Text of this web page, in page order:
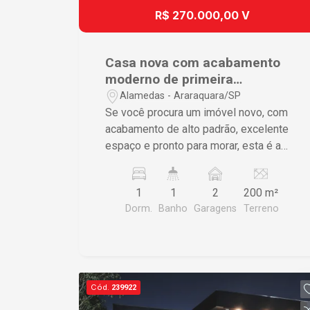
viver com conforto, segurança e
oportunidade! Agende sua visita hoje
mesmo e venha conhecer o imóvel que
pode ser o seu próximo lar.
R$ 270.000,00 V
Casa nova com acabamento
moderno de primeira
qualidade.
Alamedas - Araraquara/SP
Se você procura um imóvel novo, com
acabamento de alto padrão, excelente
espaço e pronto para morar, esta é a
oferecer conforto, praticidade e um
visual contemporâneo, esta belíssima
casa une ambientes integrados, ótima
do imóvel: - 1 dormitório amplo,
proporcionando conforto e
1
Dorm.
1
Banho
2
Garagens
200 m²
Terreno
Cód. 239922